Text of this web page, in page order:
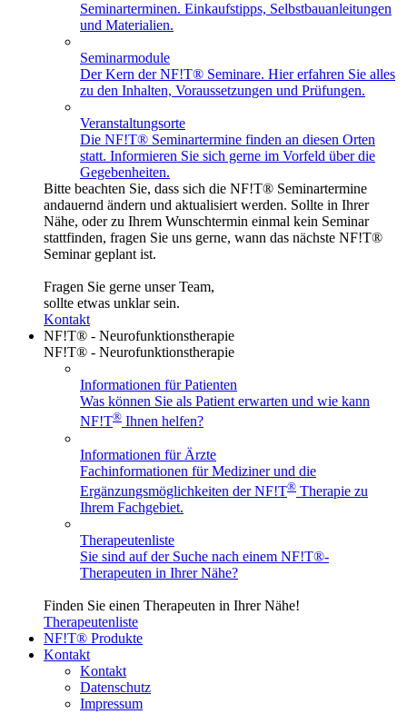
Seminarterminen. Einkaufstipps, Selbstbauanleitungen
und Materialien.
Seminarmodule
Der Kern der NF!T® Seminare. Hier erfahren Sie alles
zu den Inhalten, Voraussetzungen und Prüfungen.
Veranstaltungsorte
Die NF!T® Seminartermine finden an diesen Orten
statt. Informieren Sie sich gerne im Vorfeld über die
Gegebenheiten.
Bitte beachten Sie, dass sich die NF!T® Seminartermine
andauernd ändern und aktualisiert werden. Sollte in Ihrer
Nähe, oder zu Ihrem Wunschtermin einmal kein Seminar
stattfinden, fragen Sie uns gerne, wann das nächste NF!T®
Seminar geplant ist.
Fragen Sie gerne unser Team,
sollte etwas unklar sein.
Kontakt
NF!T® - Neurofunktionstherapie
NF!T® - Neurofunktionstherapie
Informationen für Patienten
Was können Sie als Patient erwarten und wie kann
NF!T® Ihnen helfen?
Informationen für Ärzte
Fachinformationen für Mediziner und die
Ergänzungsmöglichkeiten der NF!T® Therapie zu
Ihrem Fachgebiet.
Therapeutenliste
Sie sind auf der Suche nach einem NF!T®-
Therapeuten in Ihrer Nähe?
Finden Sie einen Therapeuten in Ihrer Nähe!
Therapeutenliste
NF!T® Produkte
Kontakt
Kontakt
Datenschutz
Impressum